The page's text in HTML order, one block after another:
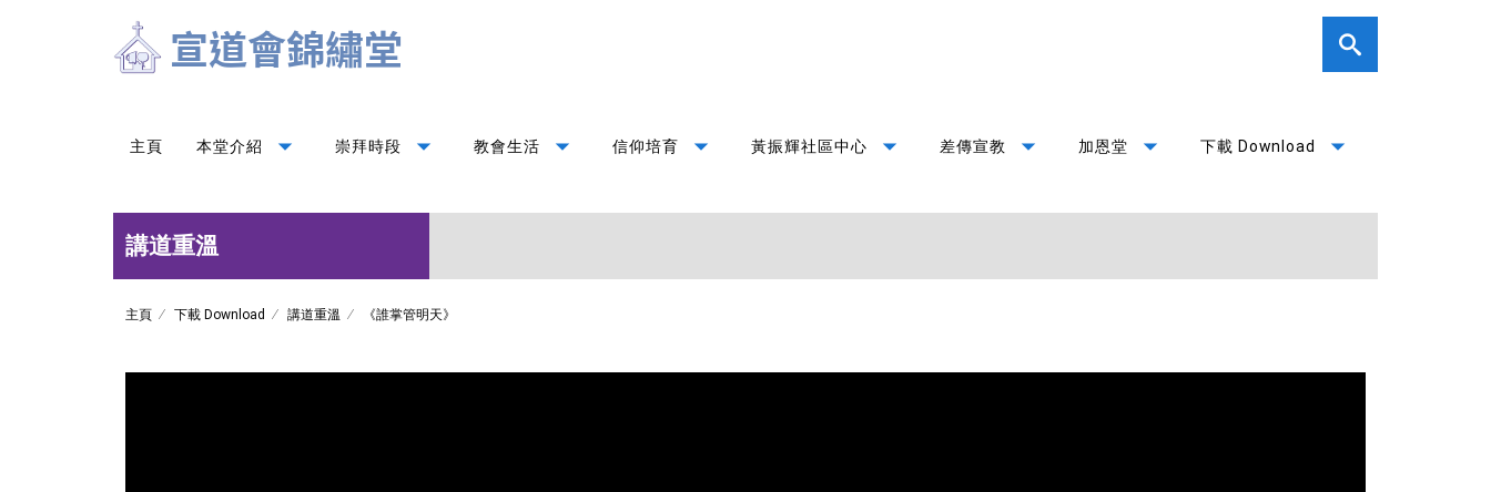
主頁 本堂介紹 arrow_drop_down 崇拜時段 arrow_drop_down 教會生活 arrow_drop_down 信仰培育 arrow_drop_down 黃振輝社區中心 arrow_drop_down 差傳宣教 arrow_drop_down 加恩堂 arrow_drop_down 下載 Download arrow_drop_down
講道重溫
主頁 下載 Download 講道重溫 《誰掌管明天》